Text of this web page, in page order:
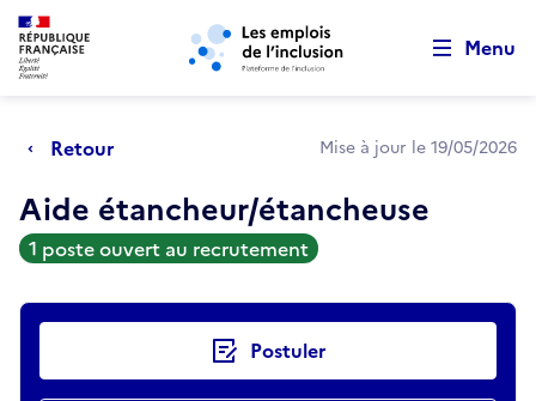
Aller au menu principal Aller au contenu principal
Menu
Retour Mise à jour le 19/05/2026
Aide étancheur/étancheuse
1 poste ouvert au recrutement
Actions rapides Postuler
Retour au début de la page
Panneau de gestion des cookies